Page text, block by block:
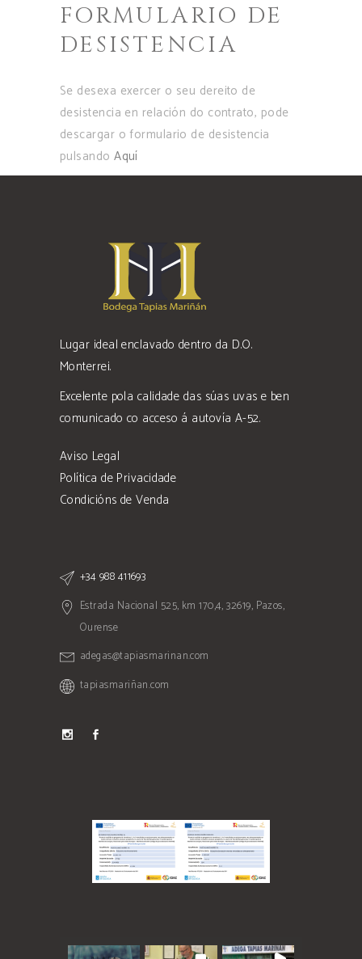
FORMULARIO DE
DESISTENCIA
Se desexa exercer o seu dereito de
desistencia en relación do contrato, pode
descargar o formulario de desistencia
pulsandoAquí
Lugar ideal enclavado dentro da D.O.
Monterrei.
Excelente pola calidade das súas uvas e ben
comunicado co acceso á autovía A-52.
Aviso Legal
Política de Privacidade
Condicións de Venda
+34 988 411693
Estrada Nacional 525, km 170,4, 32619, Pazos,
Ourense
adegas@tapiasmarinan.com
tapiasmariñan.com